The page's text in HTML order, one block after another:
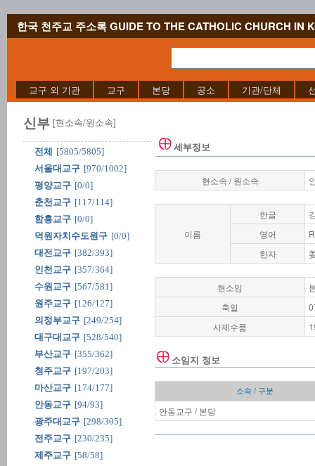
한국 천주교 주소록 GUIDE TO THE CATHOLIC CHURCH IN
교구 외 기관 교구 본당 공소 기관/단체
신부 [현소속/원소속]
전체
[5805/5805]
서울대교구 [970/1002]
평양교구 [0/0]
춘천교구 [117/114]
함흥교구 [0/0]
덕원자치수도원구 [0/0]
대전교구 [382/393]
인천교구 [357/364]
수원교구 [567/581]
원주교구 [126/127]
의정부교구 [249/254]
대구대교구 [528/540]
부산교구 [355/362]
청주교구 [197/203]
마산교구 [174/177]
안동교구 [94/93]
광주대교구 [298/305]
전주교구 [230/235]
제주교구 [58/58]
세부정보
현소속 / 원소속
이름
한글
영어
한자
현소임
축일
사제수품
소임지 정보
소속 / 구분
안동교구 / 본당